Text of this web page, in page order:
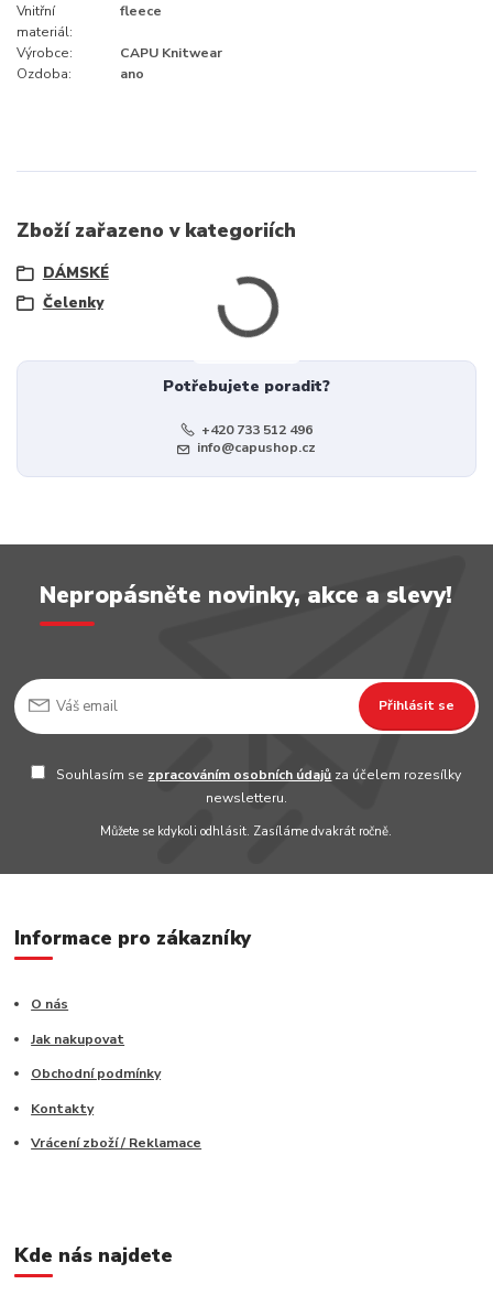
Vnitřní
materiál:
fleece
Výrobce:
CAPU Knitwear
Ozdoba:
ano
Zboží zařazeno v kategoriích
DÁMSKÉ
Čelenky
Potřebujete poradit?
+420 733 512 496
info@capushop.cz
Nepropásněte novinky, akce a slevy!
Přihlásit se
Souhlasím se zpracováním osobních údajů za účelem rozesílky
newsletteru.
Můžete se kdykoli odhlásit. Zasíláme dvakrát ročně.
Informace pro zákazníky
O nás
Jak nakupovat
Obchodní podmínky
Kontakty
Vrácení zboží / Reklamace
Kde nás najdete